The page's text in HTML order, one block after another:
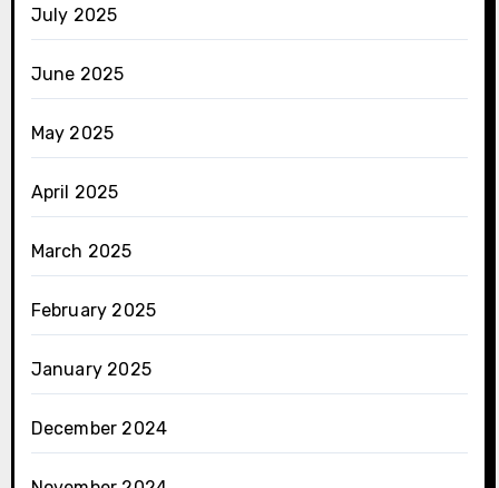
July 2025
June 2025
May 2025
April 2025
March 2025
February 2025
January 2025
December 2024